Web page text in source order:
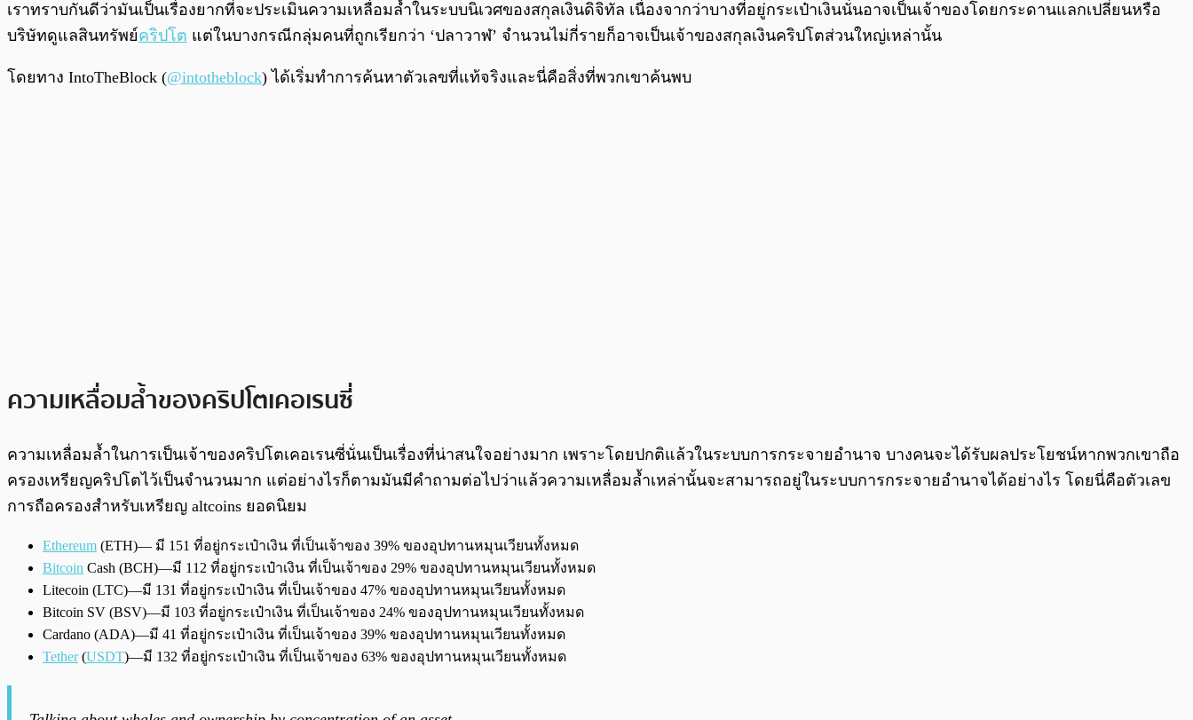
เราทราบกันดีว่ามันเป็นเรื่องยากที่จะประเมินความเหลื่อมล้ำในระบบนิเวศของสกุลเงินดิจิทัล เนื่องจากว่าบางที่อยู่กระเป๋าเงินนั่นอาจเป็นเจ้าของโดยกระดานแลกเปลี่ยนหรือ
บริษัทดูแลสินทรัพย์คริปโต แต่ในบางกรณีกลุ่มคนที่ถูกเรียกว่า ‘ปลาวาฬ’ จำนวนไม่กี่รายก็อาจเป็นเจ้าของสกุลเงินคริปโตส่วนใหญ่เหล่านั้น
โดยทาง IntoTheBlock (@intotheblock) ได้เริ่มทำการค้นหาตัวเลขที่แท้จริงและนี่คือสิ่งที่พวกเขาค้นพบ
ความเหลื่อมล้ำของคริปโตเคอเรนซี่
ความเหลื่อมล้ำในการเป็นเจ้าของคริปโตเคอเรนซี่นั่นเป็นเรื่องที่น่าสนใจอย่างมาก เพราะโดยปกติแล้วในระบบการกระจายอำนาจ บางคนจะได้รับผลประโยชน์หากพวกเขาถือ
ครองเหรียญคริปโตไว้เป็นจำนวนมาก แต่อย่างไรก็ตามมันมีคำถามต่อไปว่าแล้วความเหลื่อมล้ำเหล่านั้นจะสามารถอยู่ในระบบการกระจายอำนาจได้อย่างไร โดยนี่คือตัวเลข
การถือครองสำหรับเหรียญ altcoins ยอดนิยม
Ethereum (ETH)— มี 151 ที่อยู่กระเป๋าเงิน ที่เป็นเจ้าของ 39% ของอุปทานหมุนเวียนทั้งหมด
Bitcoin Cash (BCH)—มี 112 ที่อยู่กระเป๋าเงิน ที่เป็นเจ้าของ 29% ของอุปทานหมุนเวียนทั้งหมด
Litecoin (LTC)—มี 131 ที่อยู่กระเป๋าเงิน ที่เป็นเจ้าของ 47% ของอุปทานหมุนเวียนทั้งหมด
Bitcoin SV (BSV)—มี 103 ที่อยู่กระเป๋าเงิน ที่เป็นเจ้าของ 24% ของอุปทานหมุนเวียนทั้งหมด
Cardano (ADA)—มี 41 ที่อยู่กระเป๋าเงิน ที่เป็นเจ้าของ 39% ของอุปทานหมุนเวียนทั้งหมด
Tether(USDT)—มี 132 ที่อยู่กระเป๋าเงิน ที่เป็นเจ้าของ 63% ของอุปทานหมุนเวียนทั้งหมด